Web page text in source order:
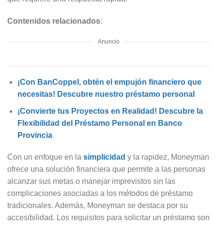
Contenidos relacionados:
Anuncio
¡Con BanCoppel, obtén el empujón financiero que
necesitas! Descubre nuestro préstamo personal
¡Convierte tus Proyectos en Realidad! Descubre la
Flexibilidad del Préstamo Personal en Banco
Provincia
Con un enfoque en la simplicidad y la rapidez, Moneyman
ofrece una solución financiera que permite a las personas
alcanzar sus metas o manejar imprevistos sin las
complicaciones asociadas a los métodos de préstamo
tradicionales. Además, Moneyman se destaca por su
accesibilidad. Los requisitos para solicitar un préstamo son